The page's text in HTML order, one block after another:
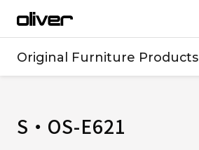
Original Furniture Products
S・OS-E621